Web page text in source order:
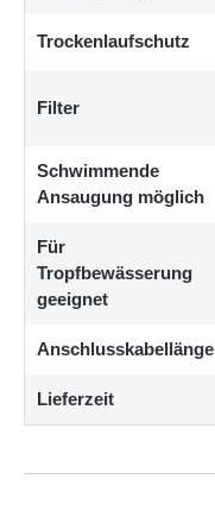
Trockenlaufschutz
Filter
Schwimmende
Ansaugung möglich
Für
Tropfbewässerung
geeignet
Anschlusskabellänge
Lieferzeit